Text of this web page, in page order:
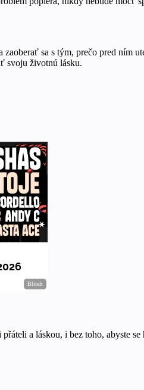
sa s tým, prečo pred ním
svoju životnú lásku.
a láskou, i bez toho, abyste